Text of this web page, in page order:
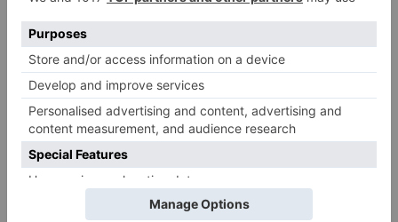
personas en Las Machorras
2
Oscar Onley conquista Pineda de
3
CCOO Burgos tramita más de 200